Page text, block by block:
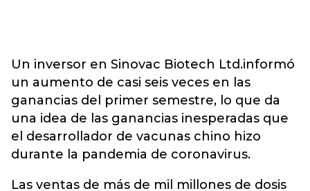
Un inversor en Sinovac Biotech Ltd.informó
un aumento de casi seis veces en las
ganancias del primer semestre, lo que da
una idea de las ganancias inesperadas que
el desarrollador de vacunas chino hizo
durante la pandemia de coronavirus.
Las ventas de más de mil millones de dosis